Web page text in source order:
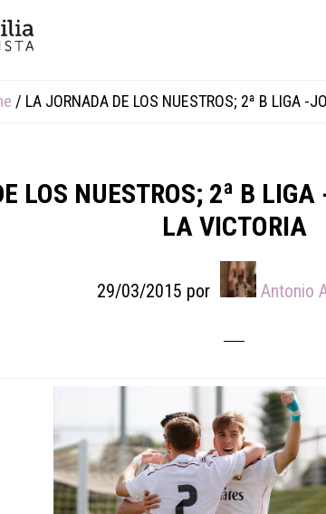
/ LA JORNADA DE LOS NUESTROS; 2ª B LIGA -
LOS NUESTROS; 2ª B
LA VICTORIA
29/03/2015 por Antonio